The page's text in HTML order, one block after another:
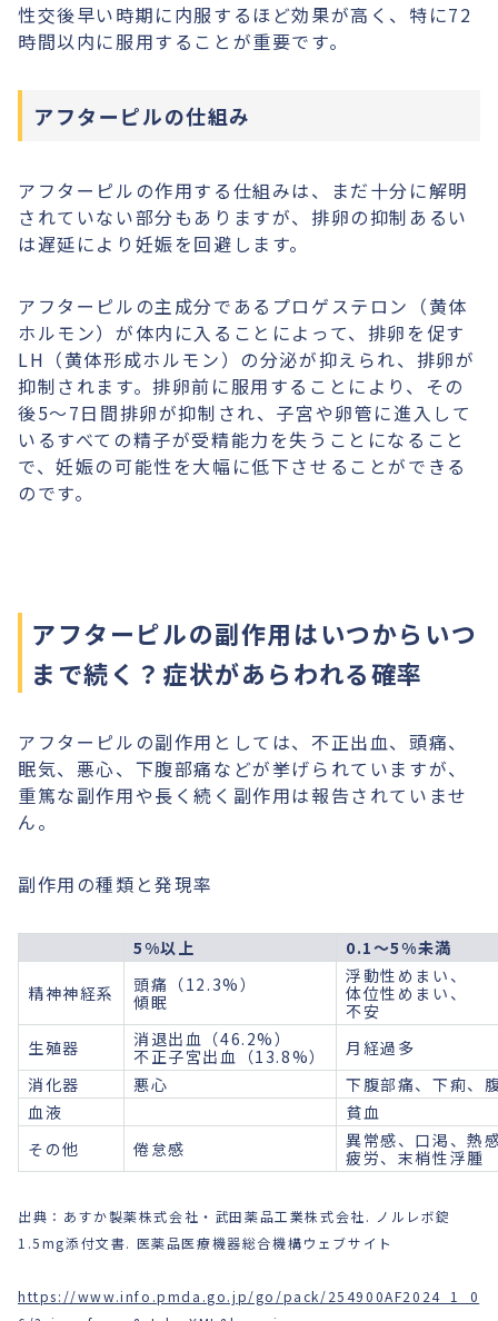
性交後早い時期に内服するほど効果が高く、特に72
時間以内に服用することが重要です。
アフターピルの仕組み
アフターピルの作用する仕組みは、まだ十分に解明
されていない部分もありますが、排卵の抑制あるい
は遅延により妊娠を回避します。
アフターピルの主成分であるプロゲステロン（黄体
ホルモン）が体内に入ることによって、排卵を促す
LH（黄体形成ホルモン）の分泌が抑えられ、排卵が
抑制されます。排卵前に服用することにより、その
後5〜7日間排卵が抑制され、子宮や卵管に進入して
いるすべての精子が受精能力を失うことになること
で、妊娠の可能性を大幅に低下させることができる
のです。
アフターピルの副作用はいつからいつ
まで続く？症状があらわれる確率
アフターピルの副作用としては、不正出血、頭痛、
眠気、悪心、下腹部痛などが挙げられていますが、
重篤な副作用や長く続く副作用は報告されていませ
ん。
副作用の種類と発現率
5%以上 0.1～5%未満
精神神経系
頭痛（12.3%）
傾眠
浮動性めまい、
体位性めまい、
不安
生殖器
消退出血（46.2%）
不正子宮出血（13.8%）
月経過多
消化器
悪心
下腹部痛、下痢、
血液
貧血
その他
倦怠感
異常感、口渇、熱
疲労、末梢性浮腫
出典：あすか製薬株式会社・武田薬品工業株式会社. ノルレボ錠
1.5mg添付文書. 医薬品医療機器総合機構ウェブサイト
https://www.info.pmda.go.jp/go/pack/254900AF2024_1_0